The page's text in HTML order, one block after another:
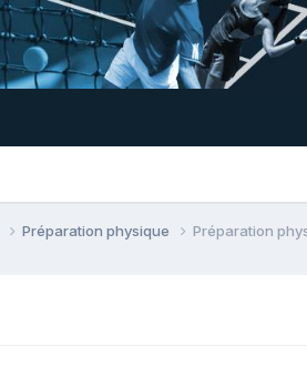
Préparation physique Préparation